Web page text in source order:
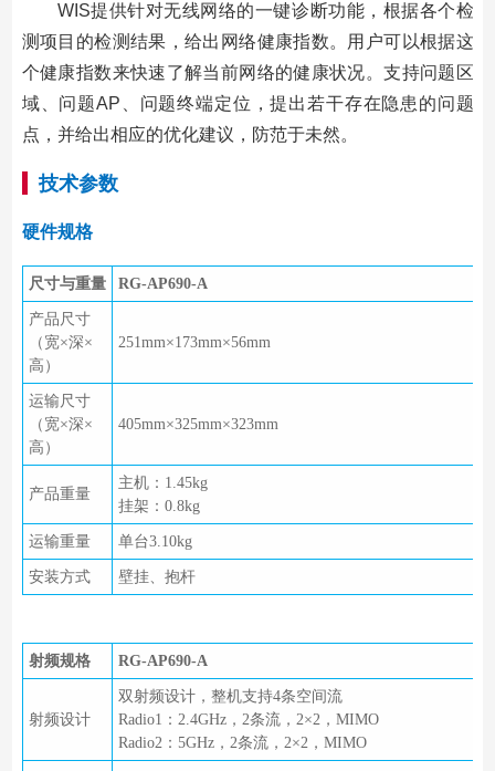
WIS提供针对无线网络的一键诊断功能，根据各个检
测项目的检测结果，给出网络健康指数。用户可以根据这
个健康指数来快速了解当前网络的健康状况。支持问题区
域、问题AP、问题终端定位，提出若干存在隐患的问题
点，并给出相应的优化建议，防范于未然。
技术参数
硬件规格
尺寸与重量 RG-AP690-A
产品尺寸
（宽×深×
高）
251mm×173mm×56mm
运输尺寸
（宽×深×
高）
405mm×325mm×323mm
产品重量
主机：1.45kg
挂架：0.8kg
运输重量 单台3.10kg
安装方式 壁挂、抱杆
射频规格 RG-AP690-A
射频设计
双射频设计，整机支持4条空间流
Radio1：2.4GHz，2条流，2×2，MIMO
Radio2：5GHz，2条流，2×2，MIMO